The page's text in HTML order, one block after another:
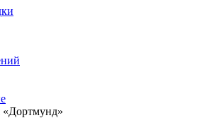
«Дортмунд»